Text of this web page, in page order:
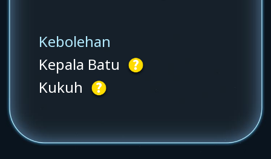
Kebolehan
Kepala Batu
Kukuh